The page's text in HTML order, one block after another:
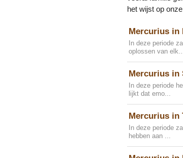
het wijst op
Mercurius in
In deze periode
oplossen van elk...
Mercurius in
In deze periode
lijkt dat emo...
Mercurius in
In deze periode
hebben aan ...